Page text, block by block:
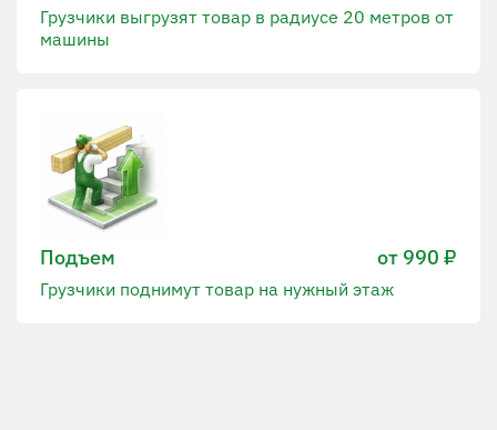
Грузчики выгрузят товар в радиусе 20 метров от
машины
Подъем от 990 ₽
Грузчики поднимут товар на нужный этаж